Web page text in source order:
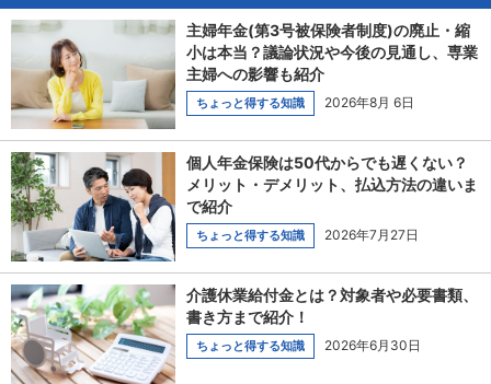
主婦年金(第3号被保険者制度)の廃止・縮
小は本当？議論状況や今後の見通し、専業
主婦への影響も紹介
ちょっと得する知識 2026年8月 6日
個人年金保険は50代からでも遅くない？
メリット・デメリット、払込方法の違いま
で紹介
ちょっと得する知識 2026年7月27日
介護休業給付金とは？対象者や必要書類、
書き方まで紹介！
ちょっと得する知識 2026年6月30日